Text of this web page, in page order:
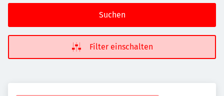
Suchen
Filter einschalten